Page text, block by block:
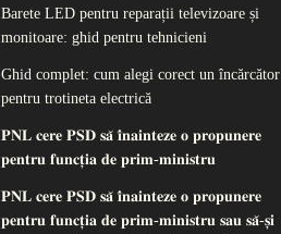
Barete LED pentru reparații televizoare și
monitoare: ghid pentru tehnicieni
Ghid complet: cum alegi corect un încărcător
pentru trotineta electrică
𝐏𝐍𝐋 𝐜𝐞𝐫𝐞 𝐏𝐒𝐃 𝐬𝐚̆ 𝐢̂𝐧𝐚𝐢𝐧𝐭𝐞𝐳𝐞 𝐨 𝐩𝐫𝐨𝐩𝐮𝐧𝐞𝐫𝐞
𝐩𝐞𝐧𝐭𝐫𝐮 𝐟𝐮𝐧𝐜𝐭̦𝐢𝐚 𝐝𝐞 𝐩𝐫𝐢𝐦-𝐦𝐢𝐧𝐢𝐬𝐭𝐫𝐮
𝐏𝐍𝐋 𝐜𝐞𝐫𝐞 𝐏𝐒𝐃 𝐬𝐚̆ 𝐢̂𝐧𝐚𝐢𝐧𝐭𝐞𝐳𝐞 𝐨 𝐩𝐫𝐨𝐩𝐮𝐧𝐞𝐫𝐞
𝐩𝐞𝐧𝐭𝐫𝐮 𝐟𝐮𝐧𝐜𝐭̦𝐢𝐚 𝐝𝐞 𝐩𝐫𝐢𝐦-𝐦𝐢𝐧𝐢𝐬𝐭𝐫𝐮 𝐬𝐚𝐮 𝐬𝐚̆-𝐬̦𝐢